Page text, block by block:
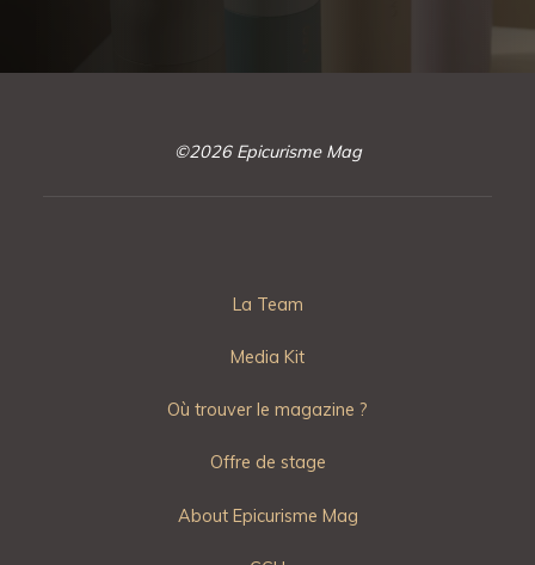
©2026 Epicurisme Mag
La Team
Media Kit
Où trouver le magazine ?
Offre de stage
About Epicurisme Mag